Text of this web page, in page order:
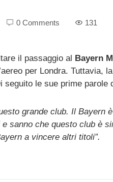
0 Comments 131
il passaggio al Bayern
per Londra. Tuttavia,
seguito le sue prime
grande club. Il Bayern
sanno che questo club è
a vincere altri titoli”.